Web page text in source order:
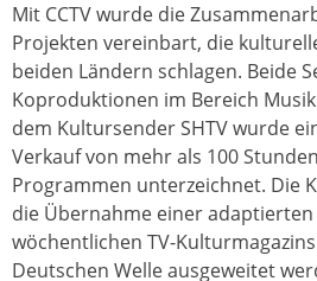
Mit CCTV wurde die
Projekten vereinbart, die
beiden Ländern schlagen. Beide
Koproduktionen im Bereich
dem Kultursender SHTV wurde
Verkauf von mehr als 100
Programmen unterzeichnet. Die
die Übernahme einer adaptierten
wöchentlichen TV-
Deutschen Welle ausgeweitet